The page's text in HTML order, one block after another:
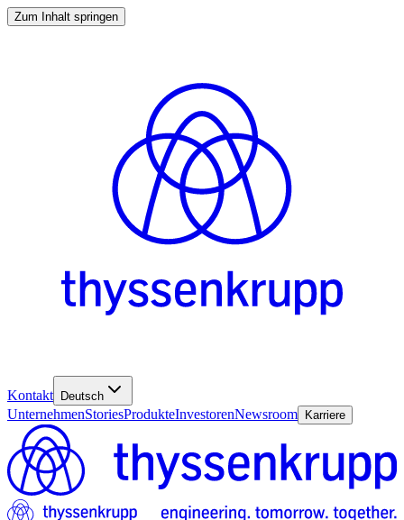
Zum Inhalt springen
Kontakt Deutsch
UnternehmenStoriesProdukteInvestorenNewsroom Karriere